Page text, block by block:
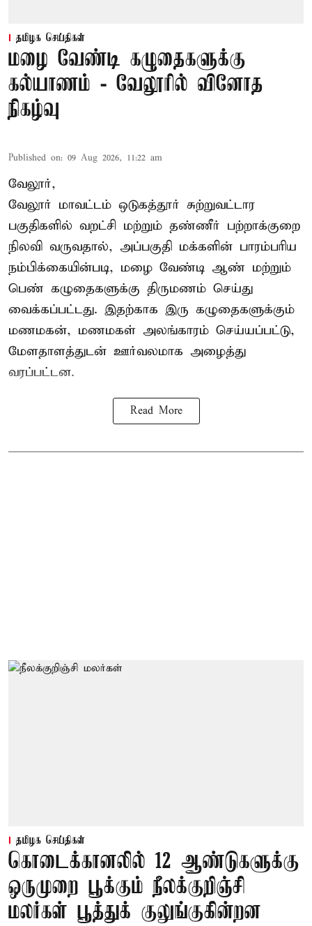
தமிழக செய்திகள்
மழை வேண்டி கழுதைகளுக்கு
கல்யாணம் - வேலூரில் வினோத
நிகழ்வு
Published on: 09 Aug 2026, 11:22 am
வேலூர்,
வேலூர் மாவட்டம் ஒடுகத்தூர் சுற்றுவட்டார
பகுதிகளில் வறட்சி மற்றும் தண்ணீர் பற்றாக்குறை
நிலவி வருவதால், அப்பகுதி மக்களின் பாரம்பரிய
நம்பிக்கையின்படி, மழை வேண்டி ஆண் மற்றும்
பெண் கழுதைகளுக்கு திருமணம் செய்து
வைக்கப்பட்டது. இதற்காக இரு கழுதைகளுக்கும்
மணமகன், மணமகள் அலங்காரம் செய்யப்பட்டு,
மேளதாளத்துடன் ஊர்வலமாக அழைத்து
வரப்பட்டன.
Read More
தமிழக செய்திகள்
கொடைக்கானலில் 12 ஆண்டுகளுக்கு
ஒருமுறை பூக்கும் நீலக்குறிஞ்சி
மலர்கள் பூத்துக் குலுங்குகின்றன